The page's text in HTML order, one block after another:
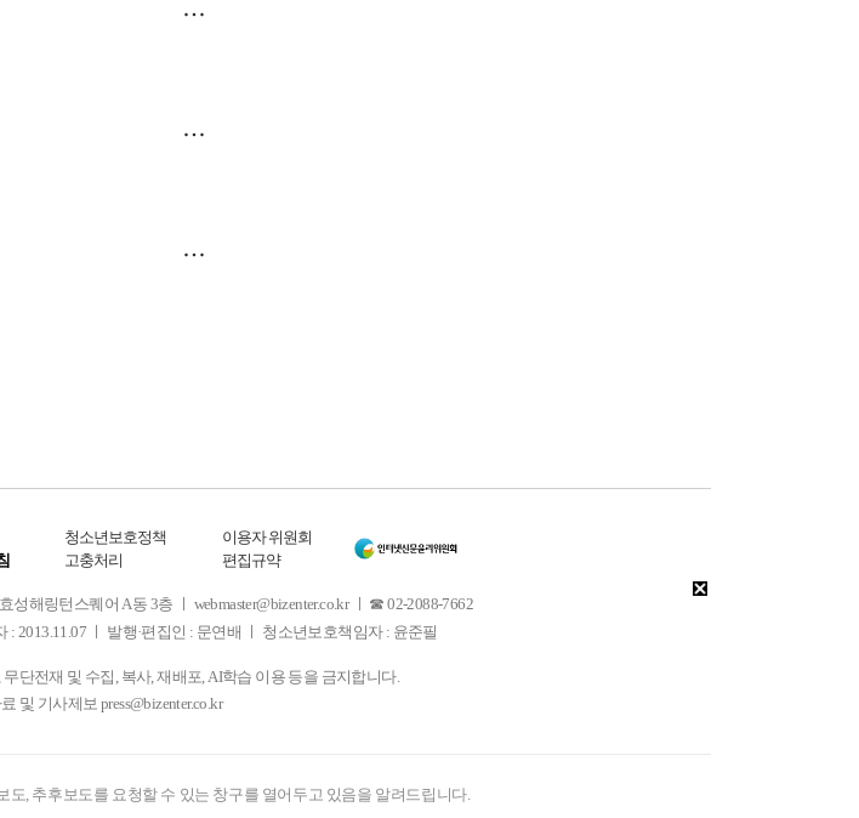
청소년보호정책
고충처리
이용자 위원회
편집규약
해링턴스퀘어 A동 3층 ㅣ webmaster@bizenter.co.kr ㅣ ☎ 02-2088-7662
2013.11.07 ㅣ 발행·편집인 : 문연배 ㅣ 청소년보호책임자 : 윤준필
단전재 및 수집, 복사, 재배포, AI학습 이용 등을 금지합니다.
및 기사제보 press@bizenter.co.kr
, 추후보도를 요청할 수 있는 창구를 열어두고 있음을 알려드립니다.